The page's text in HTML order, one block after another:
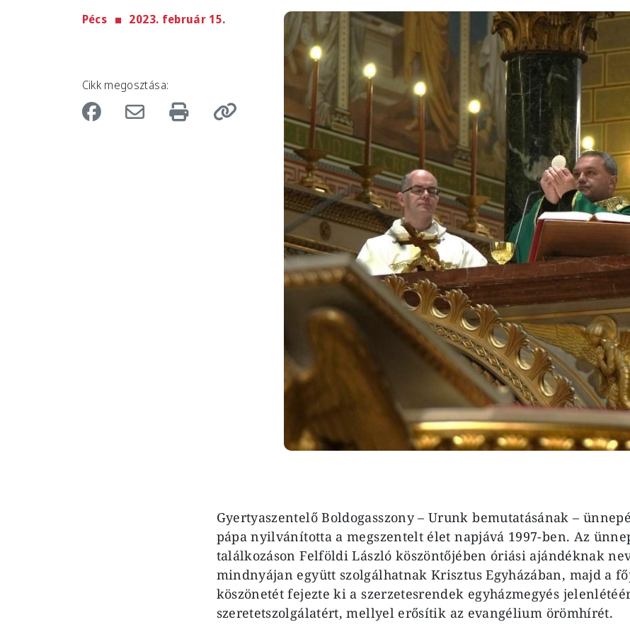
Pécs 2023. február 15.
Cikk megosztása:
Image
Gyertyaszentelő Boldogasszony – Urunk bemutatásának –
pápa nyilvánította a megszentelt élet napjává 1997-ben. Az
találkozáson Felföldi László köszöntőjében óriási ajándéknak
mindnyájan együtt szolgálhatnak Krisztus Egyházában, majd a
köszönetét fejezte ki a szerzetesrendek egyházmegyés
szeretetszolgálatért, mellyel erősítik az evangélium örömhírét.